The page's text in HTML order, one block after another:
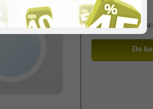
Nr kat:U-29916TCD
Ile sztuk zamawiasz: